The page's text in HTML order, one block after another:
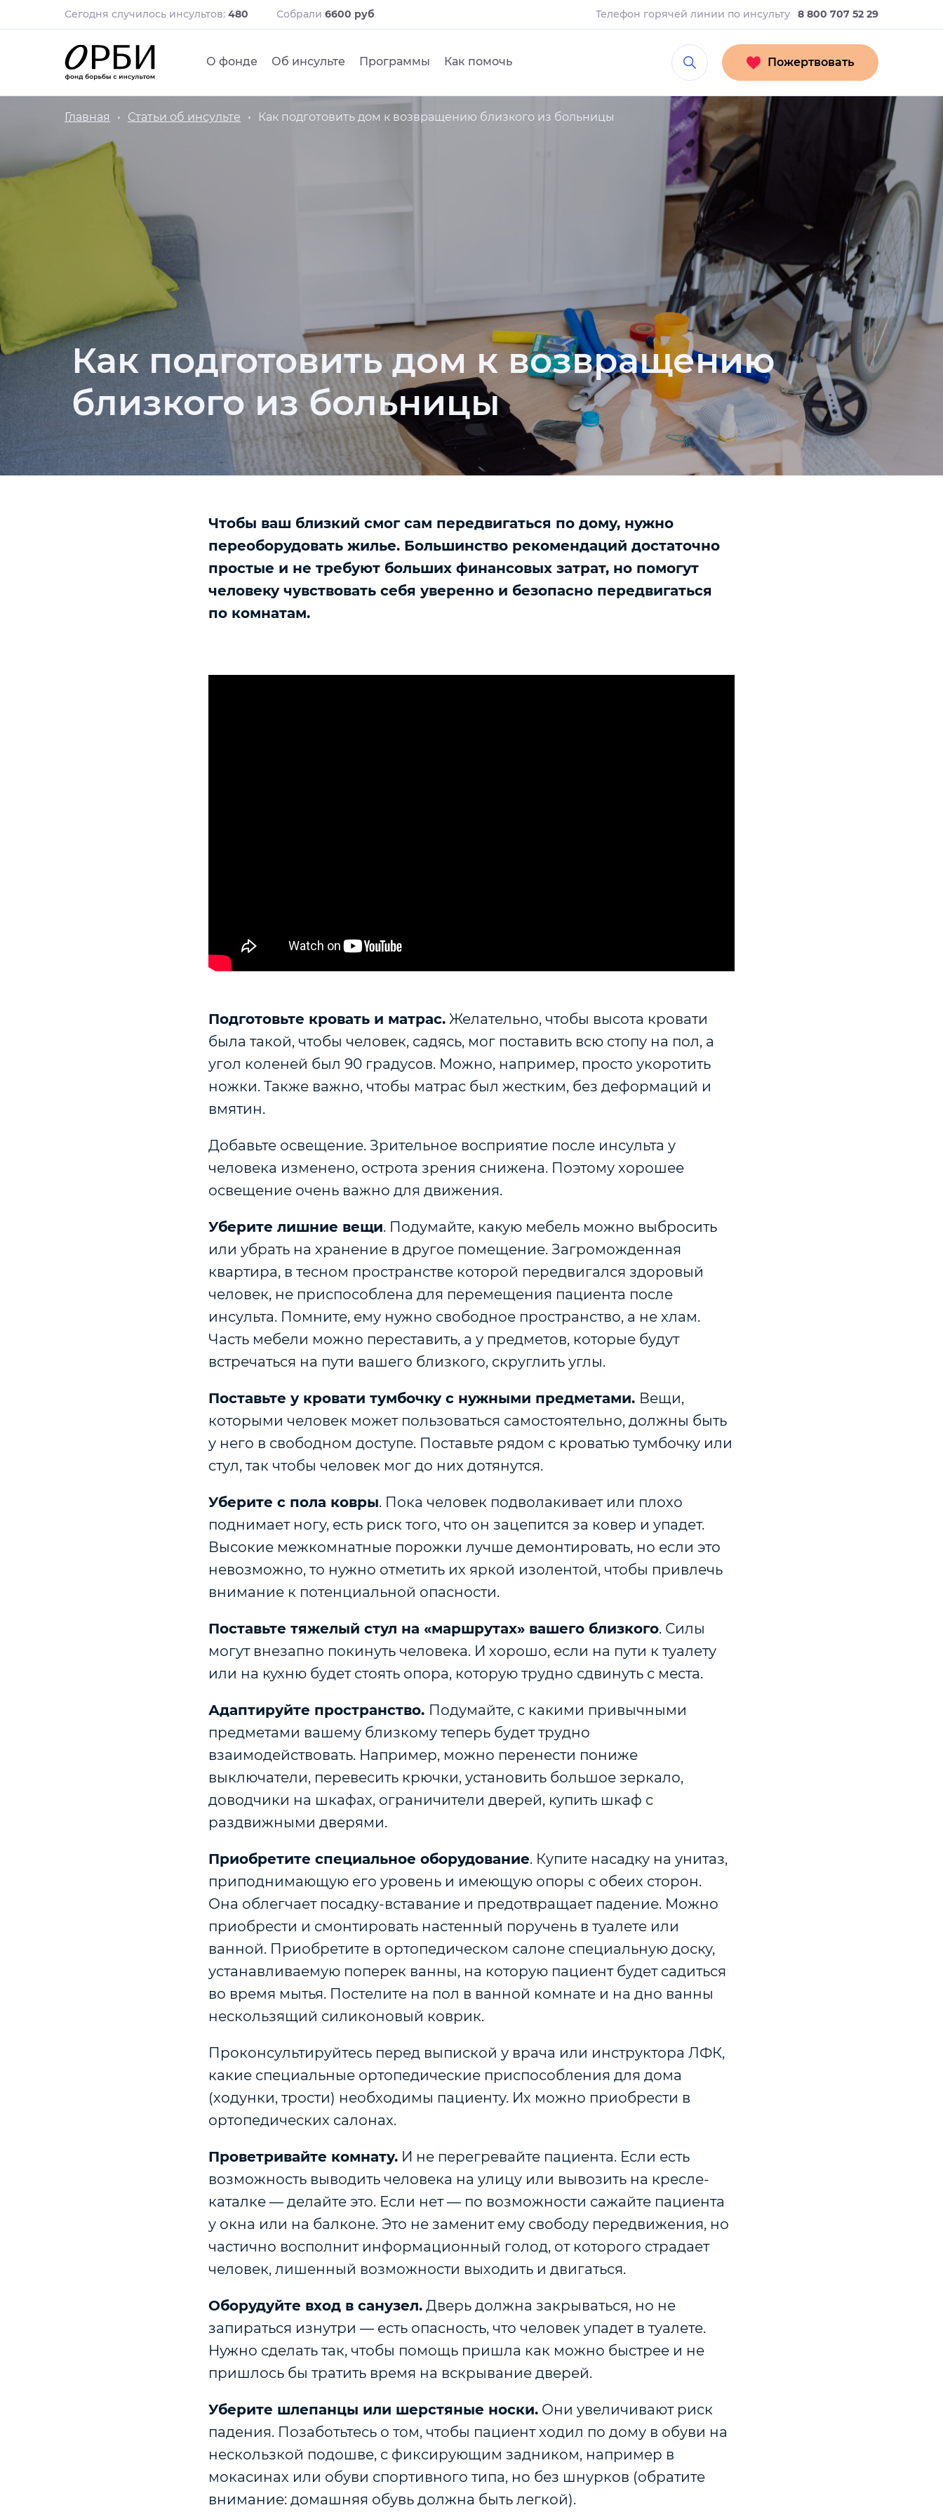
Сегодня случилось инсультов: 480 Собрали 6600 руб Телефон горячей линии по инсульту 8 800 707 52 29
О фонде Об инсульте Программы Как помочь Пожертвовать
Главная Статьи об инсульте Как подготовить дом к возвращению близкого из больницы
Как подготовить дом к возвращению
близкого из больницы
Чтобы ваш близкий смог сам передвигаться по дому, нужно
переоборудовать жилье. Большинство рекомендаций достаточно
простые и не требуют больших финансовых затрат, но помогут
человеку чувствовать себя уверенно и безопасно передвигаться
по комнатам.
Подготовьте кровать и матрас. Желательно, чтобы высота кровати
была такой, чтобы человек, садясь, мог поставить всю стопу на пол, а
угол коленей был 90 градусов. Можно, например, просто укоротить
ножки. Также важно, чтобы матрас был жестким, без деформаций и
вмятин.
Добавьте освещение. Зрительное восприятие после инсульта у
человека изменено, острота зрения снижена. Поэтому хорошее
освещение очень важно для движения.
Уберите лишние вещи. Подумайте, какую мебель можно выбросить
или убрать на хранение в другое помещение. Загроможденная
квартира, в тесном пространстве которой передвигался здоровый
человек, не приспособлена для перемещения пациента после
инсульта. Помните, ему нужно свободное пространство, а не хлам.
Часть мебели можно переставить, а у предметов, которые будут
встречаться на пути вашего близкого, скруглить углы.
Поставьте у кровати тумбочку с нужными предметами. Вещи,
которыми человек может пользоваться самостоятельно, должны быть
у него в свободном доступе. Поставьте рядом с кроватью тумбочку или
стул, так чтобы человек мог до них дотянутся.
Уберите с пола ковры. Пока человек подволакивает или плохо
поднимает ногу, есть риск того, что он зацепится за ковер и упадет.
Высокие межкомнатные порожки лучше демонтировать, но если это
невозможно, то нужно отметить их яркой изолентой, чтобы привлечь
внимание к потенциальной опасности.
Поставьте тяжелый стул на «маршрутах» вашего близкого. Силы
могут внезапно покинуть человека. И хорошо, если на пути к туалету
или на кухню будет стоять опора, которую трудно сдвинуть с места.
Адаптируйте пространство. Подумайте, с какими привычными
предметами вашему близкому теперь будет трудно
взаимодействовать. Например, можно перенести пониже
выключатели, перевесить крючки, установить большое зеркало,
доводчики на шкафах, ограничители дверей, купить шкаф с
раздвижными дверями.
Приобретите специальное оборудование. Купите насадку на унитаз,
приподнимающую его уровень и имеющую опоры с обеих сторон.
Она облегчает посадку-вставание и предотвращает падение. Можно
приобрести и смонтировать настенный поручень в туалете или
ванной. Приобретите в ортопедическом салоне специальную доску,
устанавливаемую поперек ванны, на которую пациент будет садиться
во время мытья. Постелите на пол в ванной комнате и на дно ванны
нескользящий силиконовый коврик.
Проконсультируйтесь перед выпиской у врача или инструктора ЛФК,
какие специальные ортопедические приспособления для дома
(ходунки, трости) необходимы пациенту. Их можно приобрести в
ортопедических салонах.
Проветривайте комнату. И не перегревайте пациента. Если есть
возможность выводить человека на улицу или вывозить на кресле-
каталке — делайте это. Если нет — по возможности сажайте пациента
у окна или на балконе. Это не заменит ему свободу передвижения, но
частично восполнит информационный голод, от которого страдает
человек, лишенный возможности выходить и двигаться.
Оборудуйте вход в санузел. Дверь должна закрываться, но не
запираться изнутри — есть опасность, что человек упадет в туалете.
Нужно сделать так, чтобы помощь пришла как можно быстрее и не
пришлось бы тратить время на вскрывание дверей.
Уберите шлепанцы или шерстяные носки. Они увеличивают риск
падения. Позаботьтесь о том, чтобы пациент ходил по дому в обуви на
нескользкой подошве, с фиксирующим задником, например в
мокасинах или обуви спортивного типа, но без шнурков (обратите
внимание: домашняя обувь должна быть легкой).